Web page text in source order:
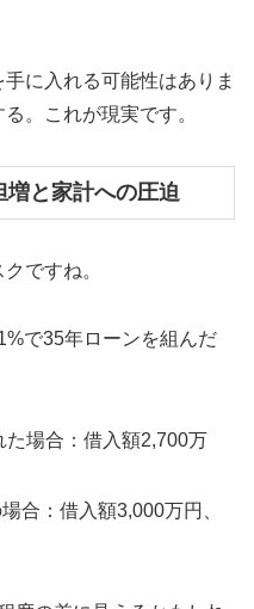
に入れる可能性はありま
。これが現実です。
増と家計への圧迫
ですね。
で35年ローンを組んだ
場合：借入額2,700万
合：借入額3,000万円、